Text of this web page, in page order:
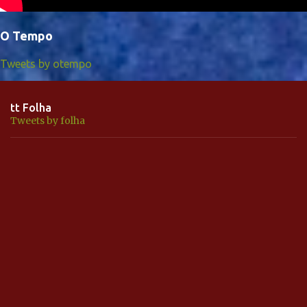
O Tempo
Tweets by otempo
tt Folha
Tweets by folha